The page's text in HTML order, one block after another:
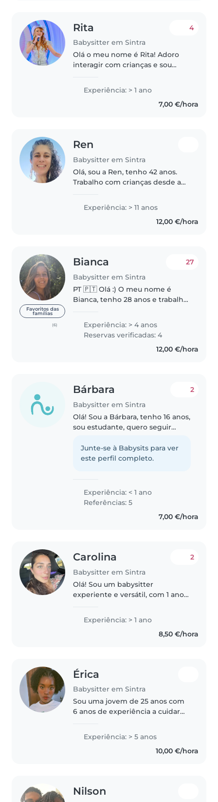
Rita
Babysitter em Sintra
4
Olá o meu nome é Rita! Adoro
interagir com crianças e sou
música , jogos , artes manuais ,
leitura... Trabalho em espetáculos
Experiência: > 1 ano
7,00 €/hora
Ren
Babysitter em Sintra
Olá, sou a Ren, tenho 42 anos.
Trabalho com crianças desde a
atividades, colônias de férias e
também como babysitter. Tenho
experiência com idades desde
Experiência: > 11 anos
12,00 €/hora
Favoritos das
famílias
(6)
Bianca
Babysitter em Sintra
27
PT 🇵🇹 Olá :) O meu nome é
Bianca, tenho 28 anos e trabalho
Adoro o que faço, tomar conta
de crianças alegra os meus dias!
Tenho 4 anos de experiência..
Experiência: > 4 anos
Reservas verificadas: 4
12,00 €/hora
Bárbara
Babysitter em Sintra
2
Olá! Sou a Bárbara, tenho 16 anos,
sou estudante, quero seguir
entusiasmada por oferecer os
meus serviços como babysitter!
Junte-se à Babysits para ver
este perfil completo.
Experiência: < 1 ano
Referências: 5
7,00 €/hora
Carolina
Babysitter em Sintra
2
Olá! Sou um babysitter
experiente e versátil, com 1 ano
pessoa responsável, criativa e
carinhosa, que adora passar
Experiência: > 1 ano
8,50 €/hora
Érica
Babysitter em Sintra
Sou uma jovem de 25 anos com
6 anos de experiência a cuidar
Falo fluentemente português e
crioulo cabo-verdiano e inglês
básico. Sou uma pessoa muito..
Experiência: > 5 anos
10,00 €/hora
Nilson